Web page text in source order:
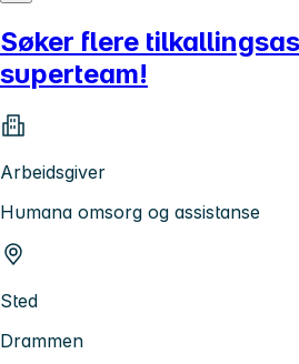
Søker flere
superteam!
Arbeidsgiver
Humana omsorg og assistanse
Sted
Drammen